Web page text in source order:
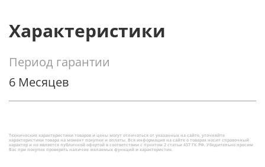
Характеристики
Период гарантии
6 Месяцев
Технические характеристики товаров и цены могут отличаться от указанных на сайте, уточняйте
характеристики товара на момент покупки и оплаты. Вся информация на сайте о товарах носит справочный
характер и не является публичной офертой в соответствии с пунктом 2 статьи 437 ГК РФ. Убедительно просим
Вас при покупке проверять наличие желаемых функций и характеристик.